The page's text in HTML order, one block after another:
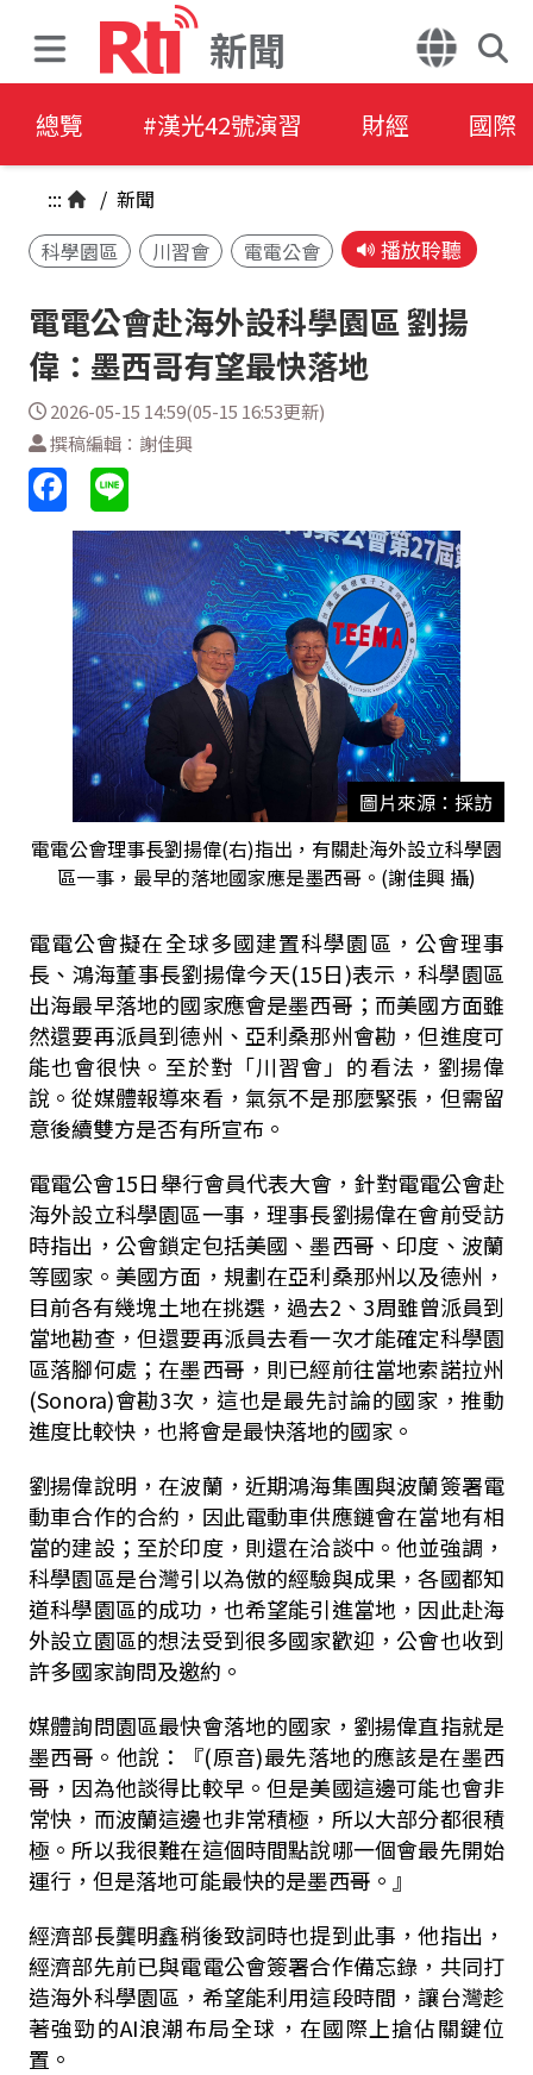
新聞
總覽 #漢光42號演習 財經 國際
::: / 新聞
科學園區
川習會 電電公會 播放聆聽
電電公會赴海外設科學園區 劉揚
偉：墨西哥有望最快落地
2026-05-15 14:59(05-15 16:53更新)
撰稿編輯：謝佳興
圖片來源：採訪
電電公會理事長劉揚偉(右)指出，有關赴海外設立科學園
區一事，最早的落地國家應是墨西哥。(謝佳興 攝)
電電公會擬在全球多國建置科學園區，公會理事
長、鴻海董事長劉揚偉今天(15日)表示，科學園區
出海最早落地的國家應會是墨西哥；而美國方面雖
然還要再派員到德州、亞利桑那州會勘，但進度可
能也會很快。至於對「川習會」的看法，劉揚偉
說。從媒體報導來看，氣氛不是那麼緊張，但需留
意後續雙方是否有所宣布。
電電公會15日舉行會員代表大會，針對電電公會赴
海外設立科學園區一事，理事長劉揚偉在會前受訪
時指出，公會鎖定包括美國、墨西哥、印度、波蘭
等國家。美國方面，規劃在亞利桑那州以及德州，
目前各有幾塊土地在挑選，過去2、3周雖曾派員到
當地勘查，但還要再派員去看一次才能確定科學園
區落腳何處；在墨西哥，則已經前往當地索諾拉州
(Sonora)會勘3次，這也是最先討論的國家，推動
進度比較快，也將會是最快落地的國家。
劉揚偉說明，在波蘭，近期鴻海集團與波蘭簽署電
動車合作的合約，因此電動車供應鏈會在當地有相
當的建設；至於印度，則還在洽談中。他並強調，
科學園區是台灣引以為傲的經驗與成果，各國都知
道科學園區的成功，也希望能引進當地，因此赴海
外設立園區的想法受到很多國家歡迎，公會也收到
許多國家詢問及邀約。
媒體詢問園區最快會落地的國家，劉揚偉直指就是
墨西哥。他說：『(原音)最先落地的應該是在墨西
哥，因為他談得比較早。但是美國這邊可能也會非
常快，而波蘭這邊也非常積極，所以大部分都很積
極。所以我很難在這個時間點說哪一個會最先開始
運行，但是落地可能最快的是墨西哥。』
經濟部長龔明鑫稍後致詞時也提到此事，他指出，
經濟部先前已與電電公會簽署合作備忘錄，共同打
造海外科學園區，希望能利用這段時間，讓台灣趁
著強勁的AI浪潮布局全球，在國際上搶佔關鍵位
置。